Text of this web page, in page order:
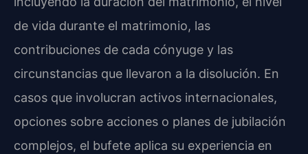
de vida durante el matrimonio, las
contribuciones de cada cónyuge y las
circunstancias que llevaron a la disolución. En
casos que involucran activos internacionales,
opciones sobre acciones o planes de jubilación
complejos, el bufete aplica su experiencia en